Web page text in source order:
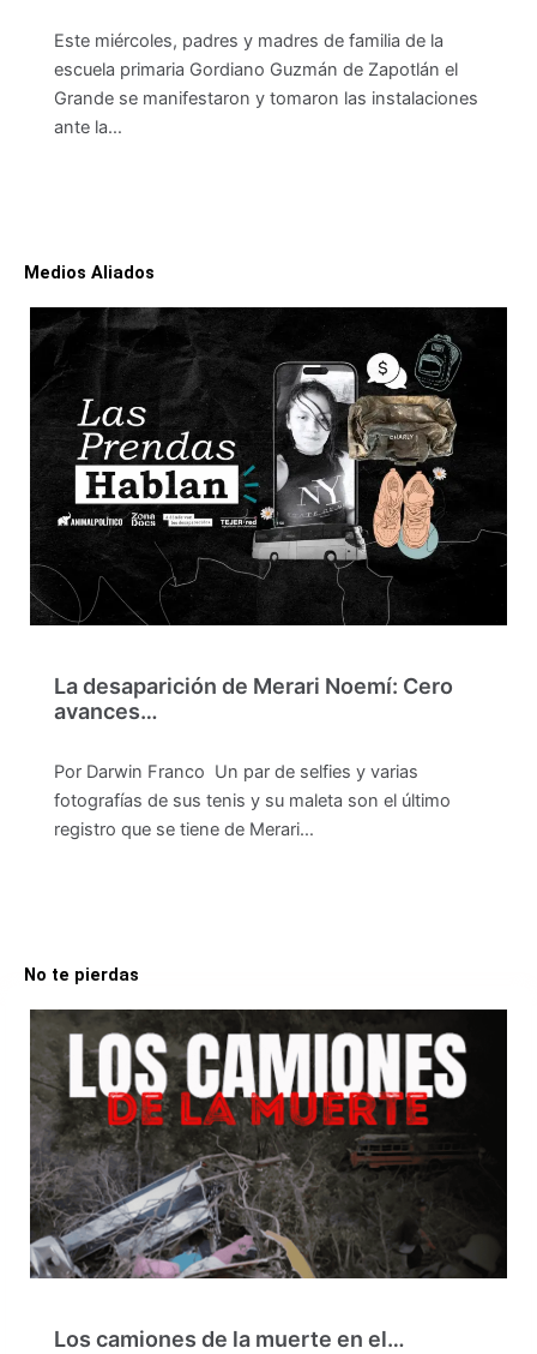
Este miércoles, padres y madres de familia de la
escuela primaria Gordiano Guzmán de Zapotlán el
Grande se manifestaron y tomaron las instalaciones
ante la…
Medios Aliados
La desaparición de Merari Noemí: Cero
avances…
Por Darwin Franco Un par de selfies y varias
fotografías de sus tenis y su maleta son el último
registro que se tiene de Merari…
No te pierdas
Los camiones de la muerte en el…